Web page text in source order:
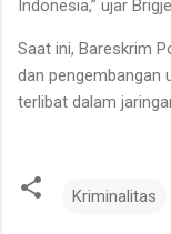
Indonesia,” ujar
Saat ini, Bareskrim
dan pengembangan
terlibat dalam
Kriminalitas